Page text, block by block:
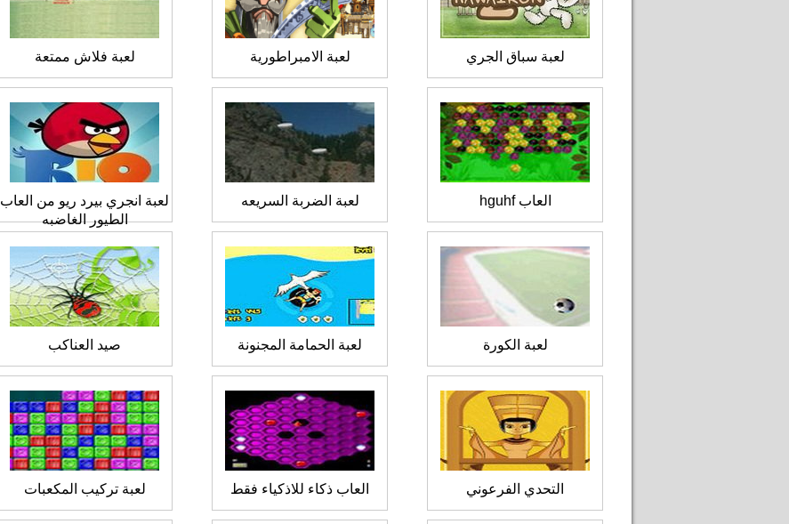
لعبة سباق الجري لعبة الامبراطورية لعبة فلاش ممتعة
العاب hguhf لعبة الضربة السريعه
لعبة انجري بيرد ريو من العاب
الطيور الغاضبه
لعبة الكورة لعبة الحمامة المجنونة صيد العناكب
التحدي الفرعوني العاب ذكاء للاذكياء فقط لعبة تركيب المكعبات